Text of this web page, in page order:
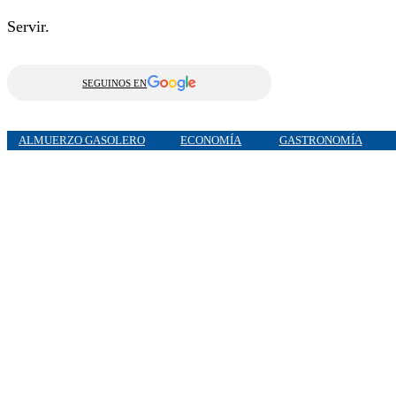
Servir.
SEGUINOS EN
ALMUERZO GASOLERO ECONOMÍA GASTRONOMÍA